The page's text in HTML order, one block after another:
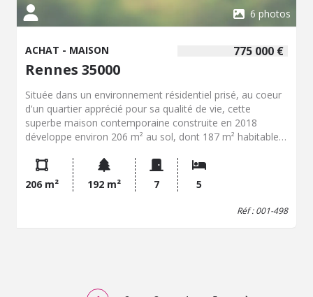
6 photos
775 000 €
ACHAT - MAISON
Rennes 35000
Située dans un environnement résidentiel prisé, au coeur
d'un quartier apprécié pour sa qualité de vie, cette
superbe maison contemporaine construite en 2018
développe environ 206 m² au sol, dont 187 m² habitables,
donnent le ton. La vaste pièce de vie, baignée de lumière,
s'organise autour d'un élégant salon agrémenté d'une
cheminée, d'un espace salle à manger convivial et d'une
cuisine aménagée et équipée ouverte, pensée pour
comprend également un WC indépendant ainsi qu'un
206 m² 192 m² 7 5
Réf : 001-498